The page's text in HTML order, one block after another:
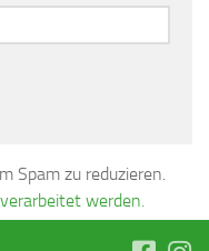
Spam zu reduzieren.
werden.